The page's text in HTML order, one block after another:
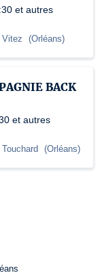
et autres
Vitez (Orléans)
BACK
et autres
(Orléans)